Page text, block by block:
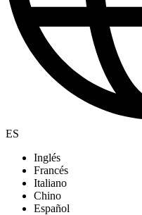
ES
Inglés
Francés
Italiano
Chino
Español